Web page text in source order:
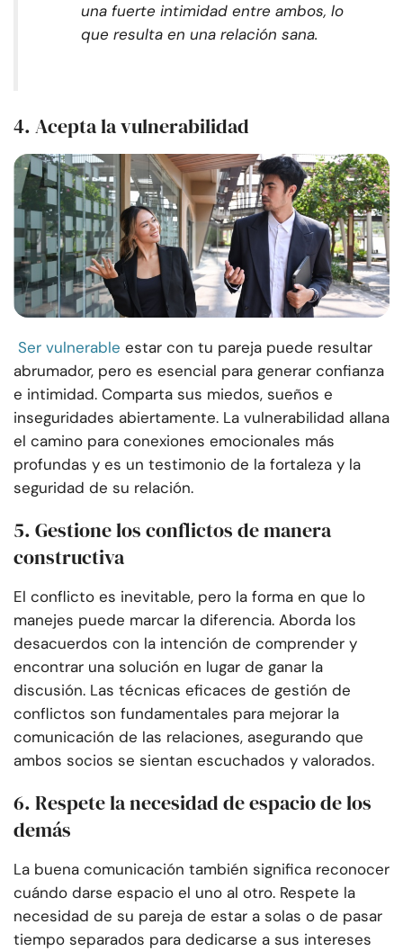
una fuerte intimidad entre ambos, lo
que resulta en una relación sana.
4. Acepta la vulnerabilidad
Ser vulnerable estar con tu pareja puede resultar
abrumador, pero es esencial para generar confianza
e intimidad. Comparta sus miedos, sueños e
inseguridades abiertamente. La vulnerabilidad allana
el camino para conexiones emocionales más
profundas y es un testimonio de la fortaleza y la
seguridad de su relación.
5. Gestione los conflictos de manera
constructiva
El conflicto es inevitable, pero la forma en que lo
manejes puede marcar la diferencia. Aborda los
desacuerdos con la intención de comprender y
encontrar una solución en lugar de ganar la
discusión. Las técnicas eficaces de gestión de
conflictos son fundamentales para mejorar la
comunicación de las relaciones, asegurando que
ambos socios se sientan escuchados y valorados.
6. Respete la necesidad de espacio de los
demás
La buena comunicación también significa reconocer
cuándo darse espacio el uno al otro. Respete la
necesidad de su pareja de estar a solas o de pasar
tiempo separados para dedicarse a sus intereses